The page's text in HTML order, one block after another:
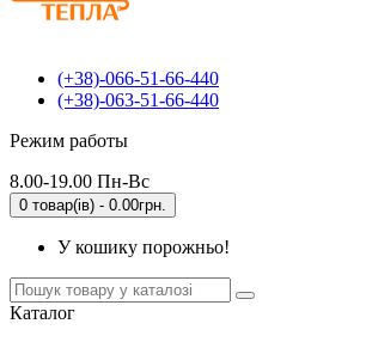
(+38)-066-51-66-440
(+38)-063-51-66-440
Режим работы
8.00-19.00 Пн-Вс
0 товар(ів) - 0.00грн.
У кошику порожньо!
Каталог